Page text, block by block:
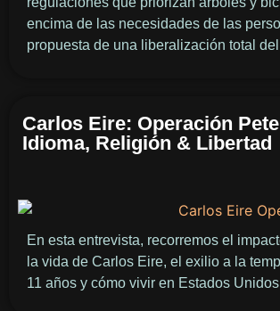
encima de las necesidades de las
propuesta de una liberalización total
Carlos Eire: Operación
Idioma, Religión & Libertad
En esta entrevista, recorremos el
la vida de Carlos Eire, el exilio a la
11 años y cómo vivir en Estados